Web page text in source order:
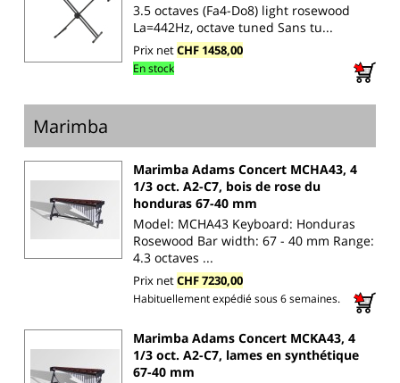
3.5 octaves (Fa4-Do8) light rosewood
La=442Hz, octave tuned Sans tu...
Prix netCHF 1458,00
En stock
Marimba
Marimba Adams Concert MCHA43, 4
1/3 oct. A2-C7, bois de rose du
honduras 67-40 mm
Model: MCHA43 Keyboard: Honduras
Rosewood Bar width: 67 - 40 mm Range:
4.3 octaves ...
Prix netCHF 7230,00
Habituellement expédié sous 6 semaines.
Marimba Adams Concert MCKA43, 4
1/3 oct. A2-C7, lames en synthétique
67-40 mm